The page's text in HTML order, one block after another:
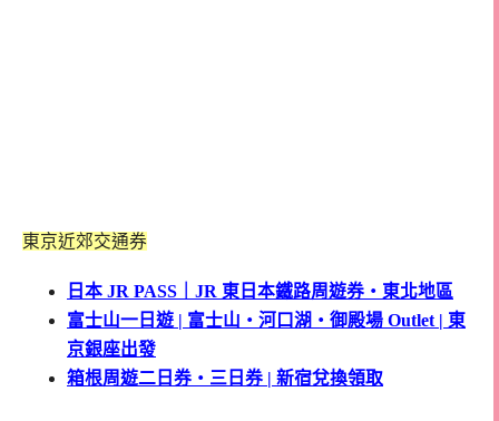
東京近郊交通券
日本 JR PASS｜JR 東日本鐵路周遊券・東北地區
富士山一日遊 | 富士山・河口湖・御殿場 Outlet | 東
京銀座出發
箱根周遊二日券・三日券 | 新宿兌換領取